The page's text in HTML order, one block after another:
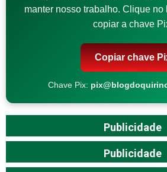
manter nosso trabalho. Clique no
copiar a chave
Copiar chave
Chave Pix:
Publicidade
Publicidade